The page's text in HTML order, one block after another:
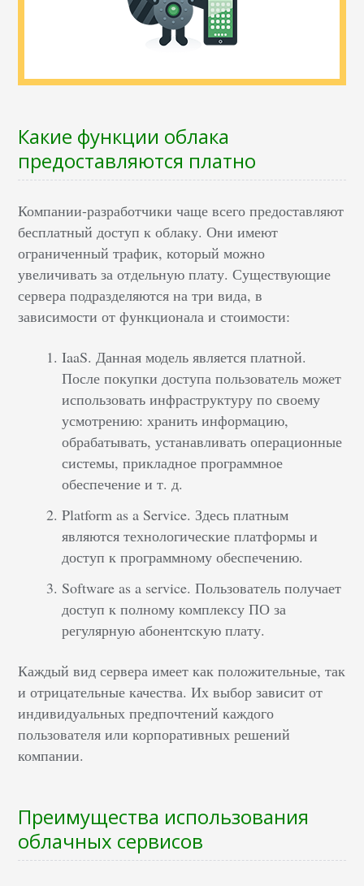
Какие функции облака
предоставляются платно
Компании-разработчики чаще всего предоставляют
бесплатный доступ к облаку. Они имеют
ограниченный трафик, который можно
увеличивать за отдельную плату. Существующие
сервера подразделяются на три вида, в
зависимости от функционала и стоимости:
IaaS. Данная модель является платной.
После покупки доступа пользователь может
использовать инфраструктуру по своему
усмотрению: хранить информацию,
обрабатывать, устанавливать операционные
системы, прикладное программное
обеспечение и т. д.
Platform as a Service. Здесь платным
являются технологические платформы и
доступ к программному обеспечению.
Software as a service. Пользователь получает
доступ к полному комплексу ПО за
регулярную абонентскую плату.
Каждый вид сервера имеет как положительные, так
и отрицательные качества. Их выбор зависит от
индивидуальных предпочтений каждого
пользователя или корпоративных решений
компании.
Преимущества использования
облачных сервисов